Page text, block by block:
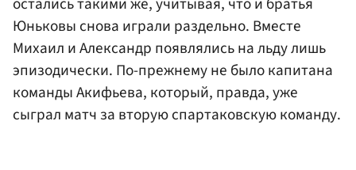
Юньковы снова играли раздельно. Вместе
Михаил и Александр появлялись на льду лишь
эпизодически. По-прежнему не было капитана
команды Акифьева, который, правда, уже
сыграл матч за вторую спартаковскую команду.